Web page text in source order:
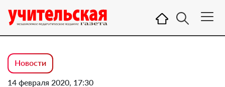
Новости
14 февраля 2020, 17:30